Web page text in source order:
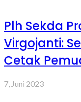
Plh Sekda
Virgojanti:
Cetak
7, Juni 2023